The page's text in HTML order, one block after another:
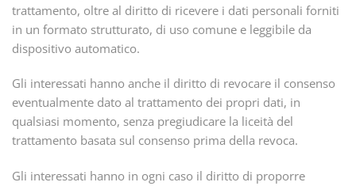
trattamento, oltre al diritto di ricevere i dati personali forniti
in un formato strutturato, di uso comune e leggibile da
dispositivo automatico.
Gli interessati hanno anche il diritto di revocare il consenso
eventualmente dato al trattamento dei propri dati, in
qualsiasi momento, senza pregiudicare la liceità del
trattamento basata sul consenso prima della revoca.
Gli interessati hanno in ogni caso il diritto di proporre